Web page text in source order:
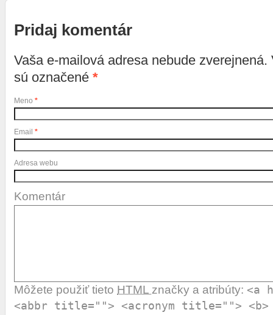
Pridaj komentár
Vaša e-mailová adresa nebude zverejnená.
sú označené *
Meno *
Email *
Adresa webu
Komentár
Môžete použiť tieto HTML značky a atribúty: <a
<abbr title=""> <acronym title=""> <b>